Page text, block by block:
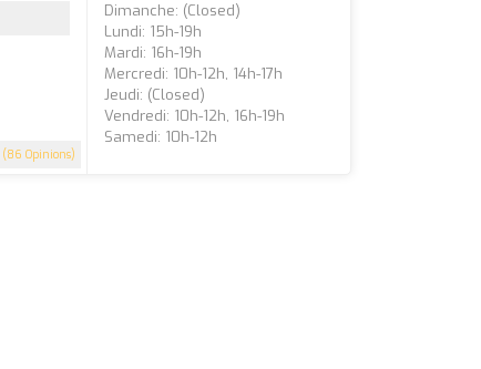
(86 Opinions)
Dimanche: (closed)
Lundi: 15h-19h
Mardi: 16h-19h
Mercredi: 10h-12h, 14h-17h
Jeudi: (closed)
Vendredi: 10h-12h, 16h-19h
Samedi: 10h-12h